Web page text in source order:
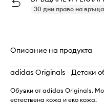
30 дни право на
Описание на продукта
adidas Originals - Детски
Обувки от adidas Originals.
естествена кожа и еко кожа.